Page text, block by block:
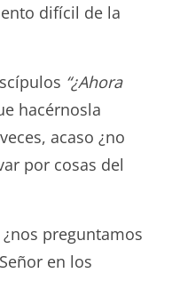
difícil de la
“¿Ahora
hacérnosla
acaso ¿no
por cosas del
preguntamos
en los